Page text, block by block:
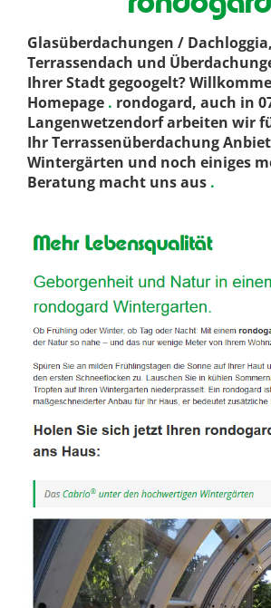
Glasüberdachungen / Dachloggia,
Terrassendach und
Ihrer Stadt gegoogelt?
Homepage . rondogard, auch in
Langenwetzendorf arbeiten wir
Ihr Terrassenüberdachung
Wintergärten und noch einiges
Beratung macht uns aus .